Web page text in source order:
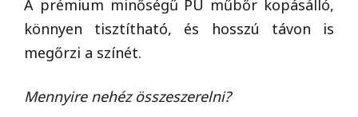
A prémium minőségű PU műbőr kopásálló,
könnyen tisztítható, és hosszú távon is
megőrzi a színét.
Mennyire nehéz összeszerelni?